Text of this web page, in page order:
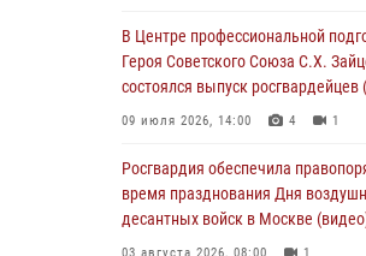
мужчину, устроившего дебош в
конторе (Видео)
05 августа 2026, 12:39 1
безопасность проведения
Кубка России (Видео)
05 августа 2026, 12:35 1
В Центре профессиональной
Героя Советского Союза С.Х.
состоялся выпуск росгвардейцев
09 июля 2026, 14:00 4 1
Росгвардия обеспечила
время празднования Дня
десантных войск в Москве